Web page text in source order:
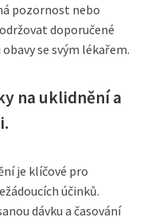
pozornost nebo
doporučené
se svým lékařem.
na uklidnění a
je klíčové pro
účinků.
dávku a časování